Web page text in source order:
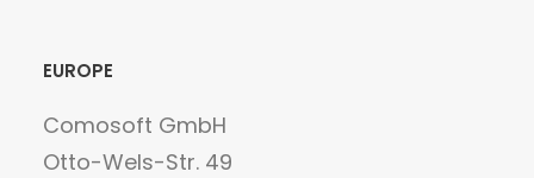
EUROPE
Comosoft GmbH
Otto-Wels-Str. 49